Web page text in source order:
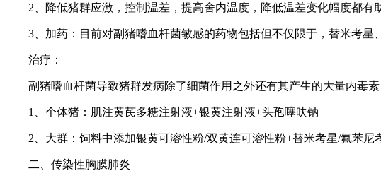
2、降低猪群应激，控制温差，提高舍内温度，降低温差变化幅
3、加药：目前对副猪嗜血杆菌敏感的药物包括但不仅限于，替米考
治疗：
副猪嗜血杆菌导致猪群发病除了细菌作用之外还有其产生的大量内
1、个体猪：肌注黄芪多糖注射液+银黄注射液+头孢噻呋钠
2、大群：饲料中添加银黄可溶性粉/双黄连可溶性粉+替米考星/氟
二、传染性胸膜肺炎